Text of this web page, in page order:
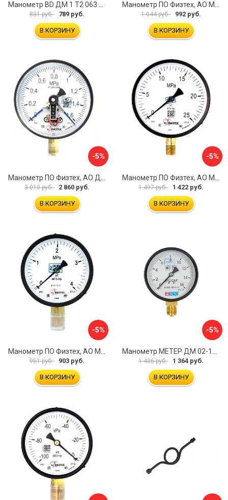
831 руб. 789 руб.
В КОРЗИНУ
1 044 руб. 992 руб.
В КОРЗИНУ
-5%
Манометр ПО Физтех, АО ДМ2005ф 4687205178077
3 010 руб. 2 860 руб.
В КОРЗИНУ
-5%
Манометр ПО Физтех, АО МП4-Уф 4687205178602
1 497 руб. 1 422 руб.
В КОРЗИНУ
-5%
951 руб. 903 руб.
В КОРЗИНУ
-5%
1 436 руб. 1 364 руб.
В КОРЗИНУ